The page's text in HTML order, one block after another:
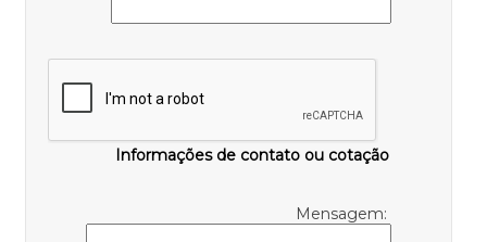
Informações de contato ou cotação
Mensagem: